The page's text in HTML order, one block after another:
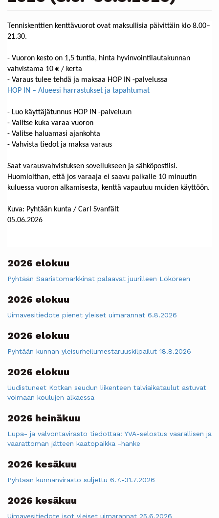
Tenniskenttien kenttävuorot ovat maksullisia päivittäin klo 8.00–
21.30.
- Vuoron kesto on 1,5 tuntia, hinta hyvinvointilautakunnan
vahvistama 10 € / kerta
- Varaus tulee tehdä ja maksaa HOP IN -palvelussa
HOP IN – Alueesi harrastukset ja tapahtumat
- Luo käyttäjätunnus HOP IN -palveluun
- Valitse kuka varaa vuoron
- Valitse haluamasi ajankohta
- Vahvista tiedot ja maksa varaus
Saat varausvahvistuksen sovellukseen ja sähköpostiisi.
Huomioithan, että jos varaaja ei saavu paikalle 10 minuutin
kuluessa vuoron alkamisesta, kenttä vapautuu muiden käyttöön.
Kuva: Pyhtään kunta / Carl Svanfält
05.06.2026
2026 elokuu
Pyhtään Saaristomarkkinat palaavat juurilleen Lököreen
2026 elokuu
Uimavesitiedote pienet yleiset uimarannat 6.8.2026
2026 elokuu
Pyhtään kunnan yleisurheilumestaruuskilpailut 18.8.2026
2026 elokuu
Uudistuneet Kotkan seudun liikenteen talviaikataulut astuvat
voimaan koulujen alkaessa
2026 heinäkuu
Lupa- ja valvontavirasto tiedottaa: YVA-selostus vaarallisen ja
vaarattoman jätteen kaatopaikka -hanke
2026 kesäkuu
Pyhtään kunnanvirasto suljettu 6.7.-31.7.2026
2026 kesäkuu
Uimavesitiedote isot yleiset uimarannat 25.6.2026